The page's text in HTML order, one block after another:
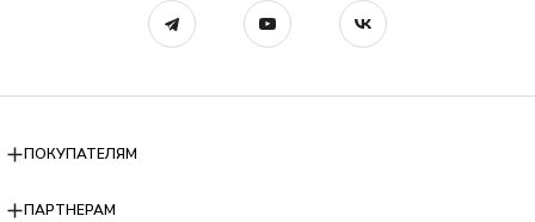
ПОКУПАТЕЛЯМ
ПАРТНЕРАМ